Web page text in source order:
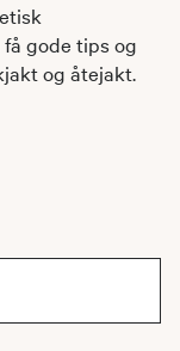
gode tips og
og åtejakt.